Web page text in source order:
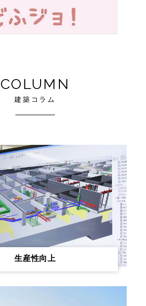
COLUMN
建築コラム
生産性向上